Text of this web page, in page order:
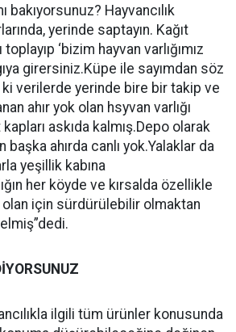
bakıyorsunuz? Hayvancılık
yerinde saptayın. Kağıt
‘bizim hayvan varlığımız
girersiniz.Küpe ile sayımdan söz
verilerde yerinde bire bir takip ve
ahır yok olan hsyvan varlığı
askıda kalmış.Depo olarak
başka ahırda canlı yok.Yalaklar da
yeşillik kabına
her köyde ve kırsalda özellikle
olan için sürdürülebilir olmaktan
ilgili tüm ürünler konusunda